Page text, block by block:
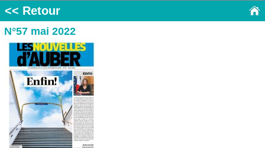
<< Retour
N°57 mai 2022